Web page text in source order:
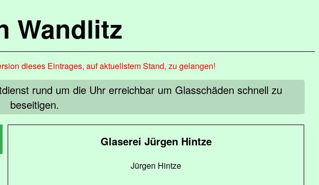
Wandlitz
dieses Eintrages, auf aktuellstem Stand, zu gelangen!
rund um die Uhr erreichbar um Glasschäden schnell zu
beseitigen.
Glaserei Jürgen Hintze
Jürgen Hintze